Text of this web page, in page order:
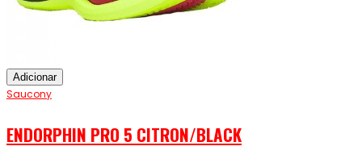
Adicionar
Saucony
ENDORPHIN PRO 5 CITRON/BLACK